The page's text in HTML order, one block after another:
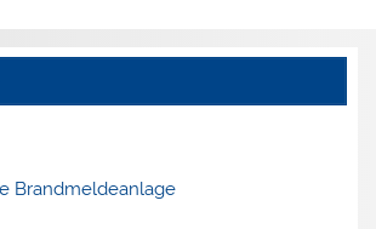
Brandmeldeanlage